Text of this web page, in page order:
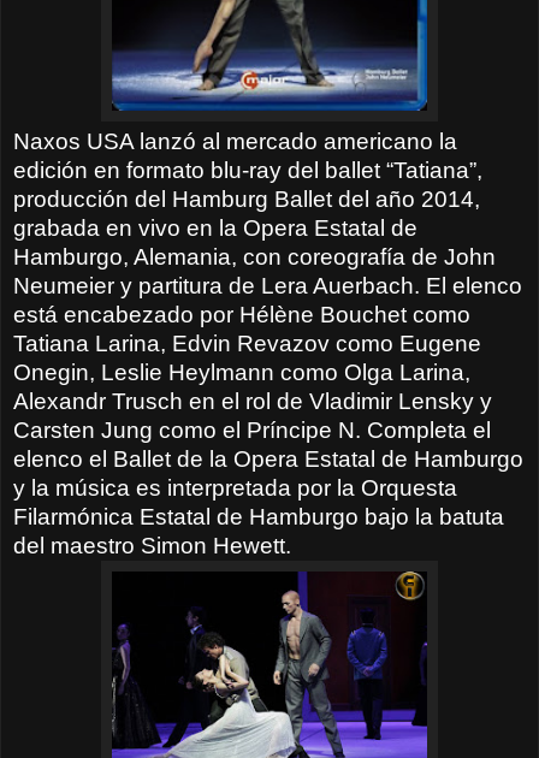
Naxos USA lanzó al mercado americano la
edición en formato blu-ray del ballet “Tatiana”,
producción del Hamburg Ballet del año 2014,
grabada en vivo en la Opera Estatal de
Hamburgo, Alemania, con coreografía de John
Neumeier y partitura de Lera Auerbach. El elenco
está encabezado por Hélène Bouchet como
Tatiana Larina, Edvin Revazov como Eugene
Onegin, Leslie Heylmann como Olga Larina,
Alexandr Trusch en el rol de Vladimir Lensky y
Carsten Jung como el Príncipe N. Completa el
elenco el Ballet de la Opera Estatal de Hamburgo
y la música es interpretada por la Orquesta
Filarmónica Estatal de Hamburgo bajo la batuta
del maestro Simon Hewett.